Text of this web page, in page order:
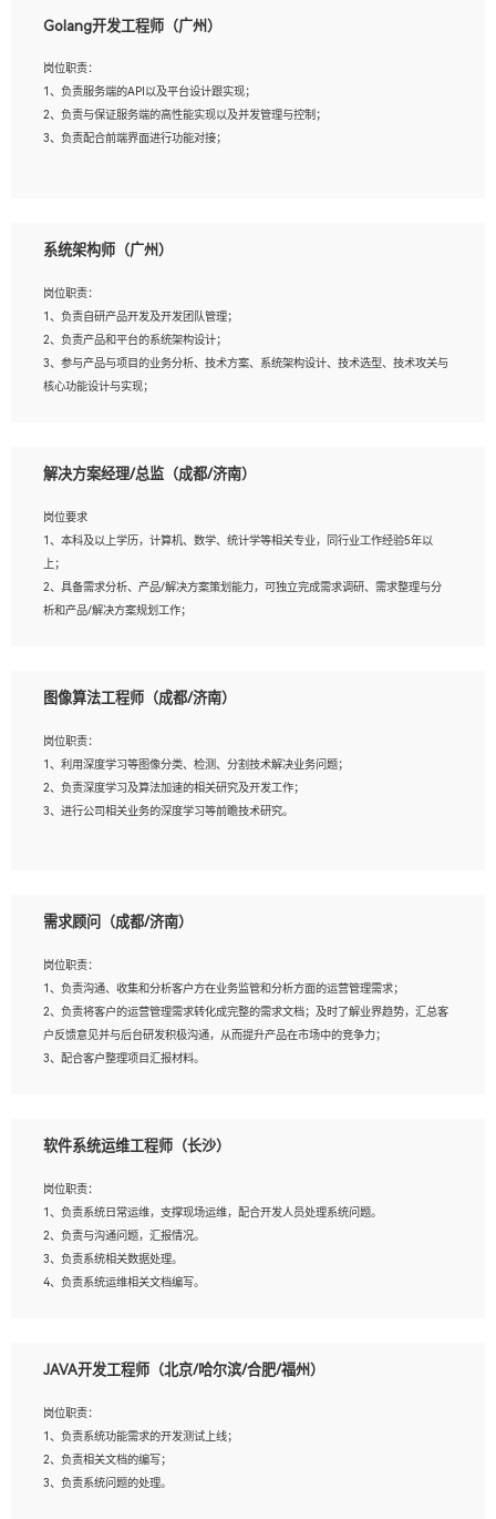
2、熟悉PostgreSQL、redis、MongoDB、ElasticSearch等开源数据库运维管理，拥
3、熟悉Oracle、MySQL、SQLServer中一种或多种优先。
4、熟悉Hadoop、HBASE、Spark等大数据平台优先。
5、熟悉linux或任意一种unix操作系统，如有较强操作系统侧工作经验者优先。
6、具备丰富的项目实施经验，较强的自我学习能力。
Golang开发工程师（广州）
岗位职责：
1、负责服务端的API以及平台设计跟实现；
2、负责与保证服务端的高性能实现以及并发管理与控制；
3、负责配合前端界面进行功能对接；
2、1年以上Golang开发工作经验，能独立完成相应项目开发；
与实现，熟悉常用开源框架及设计模式；
4、熟悉Golang、连接池、消息队列等组件使用、熟悉后端开发、测试、调试流程跟
工具使用；
5、对技术有激情，喜欢钻研，能快速接受和掌握新技术，学习能力和工作责任心
强，良好的沟通表达能力和团队协作能力。
系统架构师（广州）
岗位职责：
1、负责自研产品开发及开发团队管理；
2、负责产品和平台的系统架构设计；
3、参与产品与项目的业务分析、技术方案、系统架构设计、技术选型、技术攻关与
核心功能设计与实现；
岗位要求：
1、全日制统招本科及以上学历，计算机相关专业毕业，5年以上开发工作经验；
2、具有扎实的java编程功底和良好的编码习惯，有分布式、多线程及高并发系统开
发经验和性能调优经验尤佳；熟悉JVM调优；掌握基础中间件、基础架构方案和云
平台、云产品功能特性，熟练使用相关平台的功能和了解其背后实现机制；
研发管理流程建设经验；
常用框架和技术Springboot、Shiro、springcloud等；熟悉Linux常用命令和了解常
用脚本语言，较丰富的线上系统运维经验，复杂问题排查思路清晰。
解决方案经理/总监（成都/济南）
岗位要求
1、本科及以上学历，计算机、数学、统计学等相关专业，同行业工作经验5年以
上；
2、具备需求分析、产品/解决方案策划能力，可独立完成需求调研、需求整理与分
析和产品/解决方案规划工作；
出相关的解决方案，包括视频分析、图像识别、NLP、OCR、机器学习等；
AI算法框架，对人脸识别、目标检测、图像识别、OCR、NLP等AI算法有深刻理
解。具有AI平台级产品/解决方案从业经验者优先。具有大数据技术背景者优先；
6、具备良好的客户意识与沟通能力，善于学习思考、创新与团队协作，认真负责、
执行力与抗压力强。
图像算法工程师（成都/济南）
岗位职责：
1、利用深度学习等图像分类、检测、分割技术解决业务问题；
2、负责深度学习及算法加速的相关研究及开发工作；
3、进行公司相关业务的深度学习等前瞻技术研究。
2、2年以上图像处理开发经验，熟悉python和spark开发；
深度学习系统环境；
4、熟悉OPENCV、HALCON等常用图像处理软件，熟练进行图像处理；
5、熟悉主流的分类算法、聚类算法和关联分析算法原理，能熟练使用神经网络算法
的进行业务建模；
6、对OCR领域有深入的研究，熟悉模型调参，压缩和整型化方法；
需求顾问（成都/济南）
岗位职责：
1、负责沟通、收集和分析客户方在业务监管和分析方面的运营管理需求；
2、负责将客户的运营管理需求转化成完整的需求文档；及时了解业界趋势，汇总客
户反馈意见并与后台研发积极沟通，从而提升产品在市场中的竞争力；
3、配合客户整理项目汇报材料。
1、3年以上运营或解决方案的工作经验。
征，可独立提出完整的优化方案,并推动方案执行达成结果；熟练使用PPT、
WORD、EXCEL等办公软件；
3、深入理解公司各项AI产品和技术信息；具有较强的文档编写能力，能独立撰写
PPT、方案建议书等，面试时需携带个人制作的专业PPT文件进行展示。
软件系统运维工程师（长沙）
岗位职责：
1、负责系统日常运维，支撑现场运维，配合开发人员处理系统问题。
2、负责与沟通问题，汇报情况。
3、负责系统相关数据处理。
4、负责系统运维相关文档编写。
岗位要求：
2、精通linux命令。
3、熟悉oracle、mysql 数据库。
4、善于沟通，具有良好的团队合作精神和协作能力。
5、必须有实际的生产环境系统维护经验。
JAVA开发工程师（北京/哈尔滨/合肥/福州）
岗位职责：
1、负责系统功能需求的开发测试上线；
2、负责相关文档的编写；
3、负责系统问题的处理。